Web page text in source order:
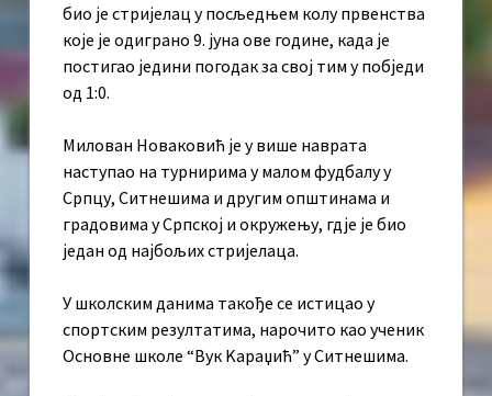
био је стријелац у посљедњем колу првенства
које је одиграно 9. јуна ове године, када је
постигао једини погодак за свој тим у побједи
од 1:0.
Милован Новаковић је у више наврата
наступао на турнирима у малом фудбалу у
Српцу, Ситнешима и другим општинама и
градовима у Српској и окружењу, гдје је био
један од најбољих стријелаца.
У школским данима такође се истицао у
спортским резултатима, нарочито као ученик
Основне школе “Вук Kараџић” у Ситнешима.